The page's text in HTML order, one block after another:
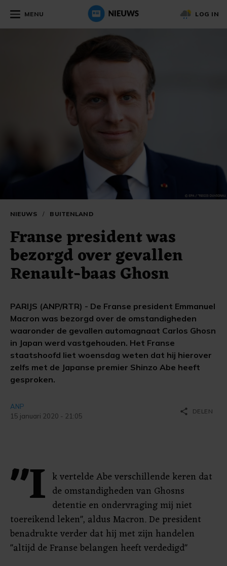
MENU LOG IN
NIEUWS / BUITENLAND
Franse president was
bezorgd over gevallen
Renault-baas Ghosn
PARIJS (ANP/RTR) - De Franse president Emmanuel
Macron was bezorgd over de omstandigheden
waaronder de gevallen automagnaat Carlos Ghosn
in Japan werd vastgehouden. Het Franse
staatshoofd liet woensdag weten dat hij hierover
zelfs met de Japanse premier Shinzo Abe heeft
gesproken.
ANP
15 januari 2020 - 21:05
share DELEN
"I k vertelde Abe verschillende keren dat
de omstandigheden van Ghosns
detentie en ondervraging mij niet
toereikend leken", aldus Macron. De president
benadrukte verder dat hij met zijn handelen
"altijd de Franse belangen heeft verdedigd"